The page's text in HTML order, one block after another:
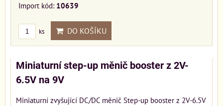
Import kód: 10639
ks DO KOŠÍKU
Miniaturní step-up měnič booster z 2V-
6.5V na 9V
Miniaturní zvyšující DC/DC měnič Step-up booster z 2V-6.5V